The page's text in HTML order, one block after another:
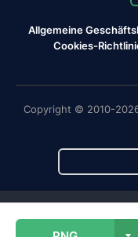
Allgemeine
Cookies-
Copyright © 2010-